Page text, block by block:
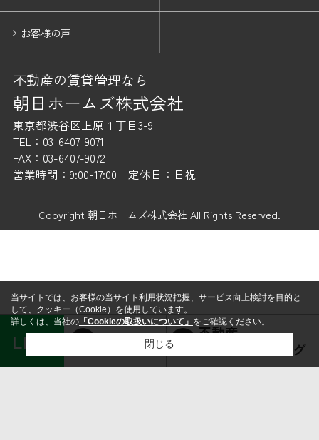
お客様の声
不動産の賃貸管理なら
朝日ホームズ株式会社
東京都渋谷区上原１丁目3-9
TEL：03-6407-9071
FAX：03-6407-9072
営業時間：9:00-17:00 定休日：日祝
Copyright 朝日ホームズ株式会社 All Rights Reserved.
LINE 賃貸経営
不動産
コンサルティング
当サイトでは、お客様の当サイト利用状況把握、サービス向上検討を目的と
して、クッキー（Cookie）を使用しています。
詳しくは、当社の 「Cookieの取扱いについて」 をご確認ください。
閉じる